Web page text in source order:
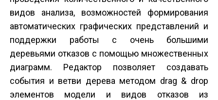
видов анализа, возможностей формирования
автоматических графических представлений и
поддержки работы с очень большими
деревьями отказов с помощью множественных
диаграмм. Редактор позволяет создавать
события и ветви дерева методом drag & drop
элементов модели и видов отказов из